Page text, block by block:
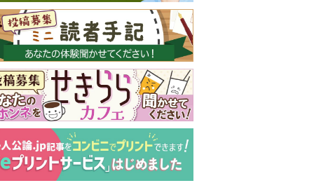
号 好評発売中！
実家の処分から終
の棲家までどうす
る？60代からの家
モンダイ
最新号